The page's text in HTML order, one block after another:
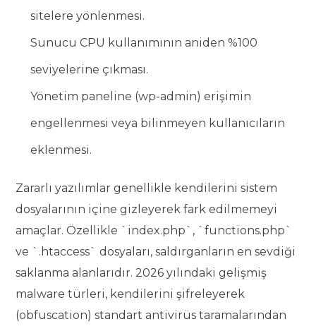
sitelere yönlenmesi.
Sunucu CPU kullanımının aniden %100
seviyelerine çıkması.
Yönetim paneline (wp-admin) erişimin
engellenmesi veya bilinmeyen kullanıcıların
eklenmesi.
Zararlı yazılımlar genellikle kendilerini sistem
dosyalarının içine gizleyerek fark edilmemeyi
amaçlar. Özellikle `index.php`, `functions.php`
ve `.htaccess` dosyaları, saldırganların en sevdiği
saklanma alanlarıdır. 2026 yılındaki gelişmiş
malware türleri, kendilerini şifreleyerek
(obfuscation) standart antivirüs taramalarından